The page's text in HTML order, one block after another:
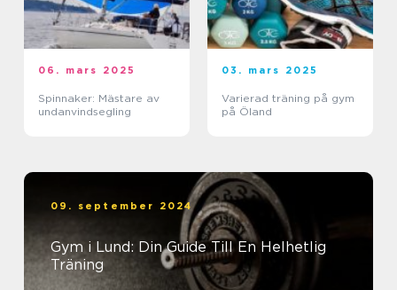
06. mars 2025
Spinnaker: Mästare av
undanvindsegling
03. mars 2025
Varierad träning på gym
på Öland
09. september 2024
Gym i Lund: Din Guide Till En Helhetlig
Träning